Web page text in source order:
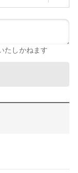
たしかねます